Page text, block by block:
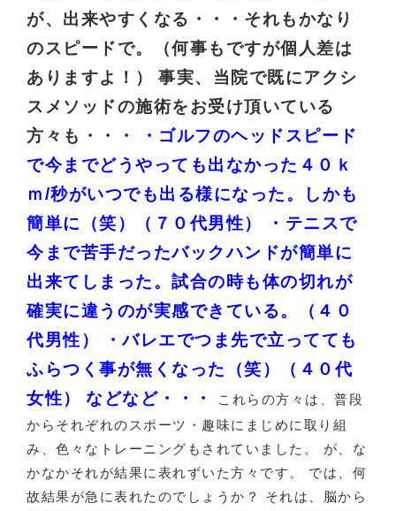
が、出来やすくなる・・・それもかなり
のスピードで。（何事もですが個人差は
ありますよ！）
事実、当院で既にアクシ
スメソッドの施術をお受け頂いている
方々も・・・
・ゴルフのヘッドスピード
で今までどうやっても出なかった４０ｋ
ｍ/秒がいつでも出る様になった。しかも
簡単に（笑）（７０代男性）
・テニスで
今まで苦手だったバックハンドが簡単に
出来てしまった。試合の時も体の切れが
確実に違うのが実感できている。（４０
代男性）
・バレエでつま先で立ってても
ふらつく事が無くなった（笑）（４０代
女性）
などなど・・・
これらの方々は、普段
からそれぞれのスポーツ・趣味にまじめに取り組
み、色々なトレーニングもされていました。 が、な
かなかそれが結果に表れずいた方々です。 では、何
故結果が急に表れたのでしょうか？ それは、脳から